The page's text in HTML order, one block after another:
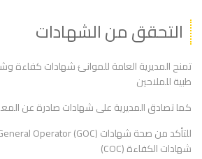
التحقق من الشهادات
تمنح المديرية العامة للموانئ شهادات كفاءة
طبية للملاحين
كما تصادق المديرية على شهادات صادرة عن
شهادات الكفاءة (COC)